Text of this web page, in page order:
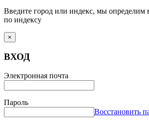
Введите город или индекс, мы определим
по индексу
×
ВХОД
Электронная почта
Пароль
Восстановить